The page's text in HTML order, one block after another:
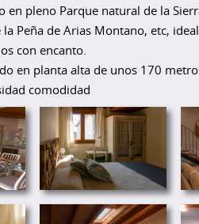
en pleno Parque natural de la
Peña de Arias Montano, etc,
con encanto.
en planta alta de unos 170
comodidad